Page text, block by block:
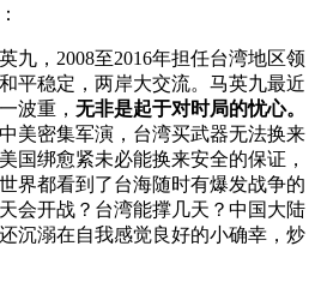
，2008至2016年担任台湾地区领
平稳定，两岸大交流。马英九最近
波重， 无非是起于对时局的忧心。
美密集军演，台湾买武器无法换来
国绑愈紧未必能换来安全的保证，
界都看到了台海随时有爆发战争的
会开战？台湾能撑几天？中国大陆
沉溺在自我感觉良好的小确幸，炒